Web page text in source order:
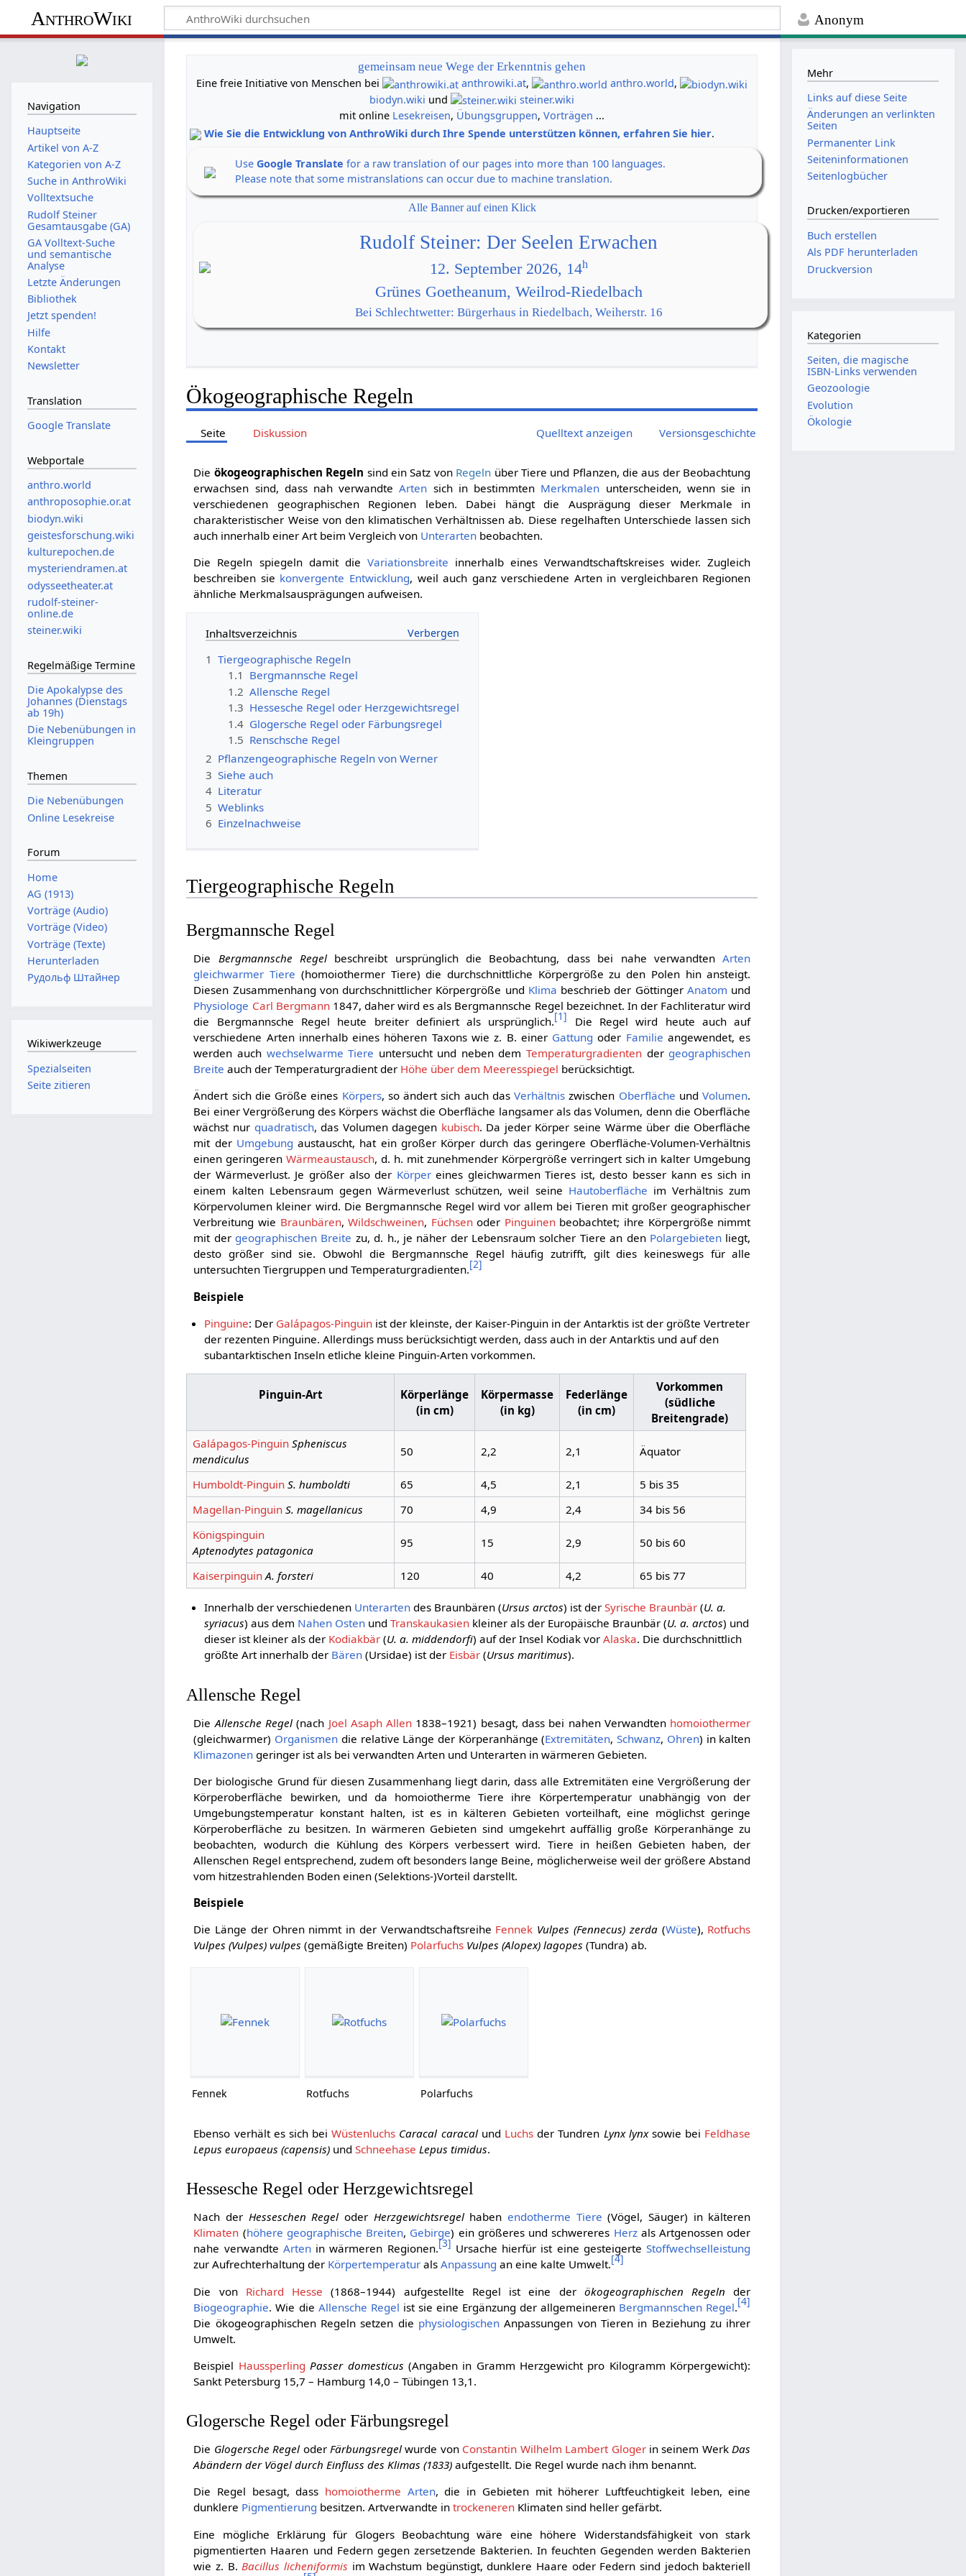
Anonym
AnthroWiki
gemeinsam neue Wege der Erkenntnis gehen
Eine freie Initiative von Menschen bei
anthrowiki.at, anthro.world,
biodyn.wiki und
steiner.wiki
mit online Lesekreisen, Übungsgruppen,Vorträgen ...
Wie Sie die Entwicklung von AnthroWiki durch Ihre Spende unterstützen können, erfahren Sie hier.
UseGoogle Translate for a raw translation of our pages into more than 100 languages.
Please note that some mistranslations can occur due to machine translation.
Alle Banner auf einen Klick
Rudolf Steiner: Der Seelen Erwachen
12. September 2026, 14h
Grünes Goetheanum, Weilrod-Riedelbach
Bei Schlechtwetter: Bürgerhaus in Riedelbach, Weiherstr. 16
Ökogeographische Regeln
Seite Diskussion Quelltext anzeigen Versionsgeschichte
Die ökogeographischen Regeln sind ein Satz von Regeln über Tiere und Pflanzen, die aus der Beobachtung
erwachsen sind, dass nah verwandteArten sich in bestimmten Merkmalen unterscheiden, wenn sie in
verschiedenen geographischen Regionen leben. Dabei hängt die Ausprägung dieser Merkmale in
charakteristischer Weise von den klimatischen Verhältnissen ab. Diese regelhaften Unterschiede lassen sich
auch innerhalb einer Art beim Vergleich von Unterarten beobachten.
Die Regeln spiegeln damit die Variationsbreite innerhalb eines Verwandtschaftskreises wider. Zugleich
beschreiben sie konvergente Entwicklung, weil auch ganz verschiedene Arten in vergleichbaren Regionen
ähnliche Merkmalsausprägungen aufweisen.
Inhaltsverzeichnis
1 Tiergeographische Regeln
1.1 Bergmannsche Regel
1.2 Allensche Regel
1.3 Hessesche Regel oder Herzgewichtsregel
1.4 Glogersche Regel oder Färbungsregel
1.5 Renschsche Regel
2 Pflanzengeographische Regeln von Werner
3 Siehe auch
4 Literatur
5 Weblinks
6 Einzelnachweise
Tiergeographische Regeln
Bergmannsche Regel
Die Bergmannsche Regel beschreibt ursprünglich die Beobachtung, dass bei nahe verwandtenArten
gleichwarmer Tiere (homoiothermer Tiere) die durchschnittliche Körpergröße zu den Polen hin ansteigt.
Diesen Zusammenhang von durchschnittlicher Körpergröße und Klima beschrieb der Göttinger Anatom und
Physiologe Carl Bergmann1847, daher wird es als Bergmannsche Regel bezeichnet. In der Fachliteratur wird
die Bergmannsche Regel heute breiter definiert als ursprünglich.[1]
Die Regel wird heute auch auf
verschiedene Arten innerhalb eines höheren Taxons wie z. B. einer Gattung oder Familie angewendet, es
werden auch wechselwarme Tiere untersucht und neben demTemperaturgradienten der geographischen
Breite auch der Temperaturgradient der Höhe über dem Meeresspiegel berücksichtigt.
Ändert sich die Größe eines Körpers, so ändert sich auch dasVerhältnis zwischen Oberfläche undVolumen.
Bei einer Vergrößerung des Körpers wächst die Oberfläche langsamer als das Volumen, denn die Oberfläche
wächst nur quadratisch, das Volumen dagegen kubisch. Da jeder Körper seine Wärme über die Oberfläche
mit der Umgebung austauscht, hat ein großer Körper durch das geringere Oberfläche-Volumen-Verhältnis
einen geringerenWärmeaustausch, d. h. mit zunehmender Körpergröße verringert sich in kalter Umgebung
der Wärmeverlust. Je größer also der Körpereines gleichwarmen Tieres ist, desto besser kann es sich in
einem kalten Lebensraum gegen Wärmeverlust schützen, weil seine Hautoberfläche im Verhältnis zum
Körpervolumen kleiner wird. Die Bergmannsche Regel wird vor allem bei Tieren mit großer geographischer
Verbreitung wie Braunbären,Wildschweinen, Füchsenoder Pinguinenbeobachtet; ihre Körpergröße nimmt
mit der geographischen Breite zu, d. h., je näher der Lebensraum solcher Tiere an den Polargebietenliegt,
desto größer sind sie. Obwohl die Bergmannsche Regel häufig zutrifft, gilt dies keineswegs für alle
untersuchten Tiergruppen und Temperaturgradienten.[2]
Beispiele
Pinguine: Der Galápagos-Pinguinist der kleinste, der Kaiser-Pinguin in der Antarktis ist der größte Vertreter
der rezenten Pinguine. Allerdings muss berücksichtigt werden, dass auch in der Antarktis und auf den
subantarktischen Inseln etliche kleine Pinguin-Arten vorkommen.
Pinguin-Art
Körperlänge
(in cm)
Körpermasse
(in kg)
Federlänge
(in cm)
Vorkommen
(südliche
Breitengrade)
Galápagos-Pinguin Spheniscus
mendiculus
50 2,2 2,1 Äquator
Humboldt-Pinguin S. humboldti 65 4,5 2,1
5 bis 35
Magellan-Pinguin S. magellanicus 70 4,9 2,4
34 bis 56
Königspinguin
Aptenodytes patagonica
95 15 2,9 50 bis 60
Kaiserpinguin A. forsteri 120 40 4,2 65 bis 77
Innerhalb der verschiedenen Unterartendes Braunbären (Ursus arctos) ist der Syrische Braunbär(U. a.
syriacus) aus dem Nahen Ostenund Transkaukasienkleiner als der Europäische Braunbär (U. a. arctos) und
dieser ist kleiner als der Kodiakbär(U. a. middendorfi) auf der Insel Kodiak vor Alaska. Die durchschnittlich
größte Art innerhalb der Bären(Ursidae) ist der Eisbär(Ursus maritimus).
Allensche Regel
Die Allensche Regel(nach Joel Asaph Allen 1838–1921) besagt, dass bei nahen Verwandten homoiothermer
(gleichwarmer) Organismen die relative Länge der Körperanhänge (Extremitäten,Schwanz, Ohren) in kalten
Klimazonen geringer ist als bei verwandten Arten und Unterarten in wärmeren Gebieten.
Der biologische Grund für diesen Zusammenhang liegt darin, dass alle Extremitäten eine Vergrößerung der
Körperoberfläche bewirken, und da homoiotherme Tiere ihre Körpertemperatur unabhängig von der
Umgebungstemperatur konstant halten, ist es in kälteren Gebieten vorteilhaft, eine möglichst geringe
Körperoberfläche zu besitzen. In wärmeren Gebieten sind umgekehrt auffällig große Körperanhänge zu
beobachten, wodurch die Kühlung des Körpers verbessert wird. Tiere in heißen Gebieten haben, der
Allenschen Regel entsprechend, zudem oft besonders lange Beine, möglicherweise weil der größere Abstand
vom hitzestrahlenden Boden einen (Selektions-)Vorteil darstellt.
Beispiele
Die Länge der Ohren nimmt in der Verwandtschaftsreihe Fennek Vulpes (Fennecus) zerda(Wüste), Rotfuchs
Vulpes (Vulpes) vulpes (gemäßigte Breiten) Polarfuchs Vulpes (Alopex) lagopes (Tundra) ab.
Fennek Rotfuchs Polarfuchs
Ebenso verhält es sich beiWüstenluchs Caracal caracalund Luchs der Tundren Lynx lynxsowie bei Feldhase
Lepus europaeus (capensis) undSchneehase Lepus timidus.
Hessesche Regel oder Herzgewichtsregel
Nach der Hesseschen Regel oder Herzgewichtsregelhaben endotherme Tiere (Vögel, Säuger) in kälteren
Klimaten (höhere geographische Breiten, Gebirge) ein größeres und schwereres Herzals Artgenossen oder
nahe verwandte Artenin wärmeren Regionen.[3] Ursache hierfür ist eine gesteigerteStoffwechselleistung
zur Aufrechterhaltung der Körpertemperatur alsAnpassung an eine kalte Umwelt.[4]
Die von Richard Hesse (1868–1944) aufgestellte Regel ist eine der ökogeographischen Regeln der
Biogeographie. Wie die Allensche Regel ist sie eine Ergänzung der allgemeineren Bergmannschen Regel.[4]
Die ökogeographischen Regeln setzen die physiologischenAnpassungen von Tieren in Beziehung zu ihrer
Umwelt.
Beispiel Haussperling Passer domesticus (Angaben in Gramm Herzgewicht pro Kilogramm Körpergewicht):
Sankt Petersburg 15,7 – Hamburg 14,0 – Tübingen 13,1.
Glogersche Regel oder Färbungsregel
Die Glogersche Regel oderFärbungsregel wurde von Constantin Wilhelm Lambert Glogerin seinem WerkDas
Abändern der Vögel durch Einfluss des Klimas (1833) aufgestellt. Die Regel wurde nach ihm benannt.
Die Regel besagt, dass homoiotherme Arten, die in Gebieten mit höherer Luftfeuchtigkeit leben, eine
dunklere Pigmentierung besitzen. Artverwandte introckeneren Klimaten sind heller gefärbt.
Eine mögliche Erklärung für Glogers Beobachtung wäre eine höhere Widerstandsfähigkeit von stark
pigmentierten Haaren und Federn gegen zersetzende Bakterien. In feuchten Gegenden werden Bakterien
wie z. B. Bacillus licheniformis im Wachstum begünstigt, dunklere Haare oder Federn sind jedoch bakteriell
Navigation
Hauptseite
Artikel von A-Z
Kategorien von A-Z
Suche in AnthroWiki
Volltextsuche
Rudolf Steiner
Gesamtausgabe (GA)
GA Volltext-Suche
und semantische
Analyse
Letzte Änderungen
Bibliothek
Jetzt spenden!
Hilfe
Kontakt
Newsletter
Translation
Google Translate
Webportale
anthro.world
anthroposophie.or.at
biodyn.wiki
geistesforschung.wiki
kulturepochen.de
mysteriendramen.at
odysseetheater.at
rudolf-steiner-
online.de
steiner.wiki
Regelmäßige Termine
Die Apokalypse des
Johannes (Dienstags
ab 19h)
Die Nebenübungen in
Kleingruppen
Themen
Die Nebenübungen
Online Lesekreise
Forum
Home
AG (1913)
Vorträge (Audio)
Vorträge (Video)
Vorträge (Texte)
Herunterladen
Рудольф Штайнер
Wikiwerkzeuge
Spezialseiten
Seite zitieren
Mehr
Links auf diese Seite
Änderungen an verlinkten
Seiten
Permanenter Link
Seiten­­informationen
Seitenlogbücher
Drucken/­exportieren
Buch erstellen
Als PDF herunterladen
Druckversion
Kategorien
Seiten, die magische
ISBN-Links verwenden
Geozoologie
Evolution
Ökologie